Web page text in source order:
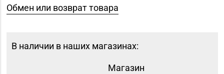
Обмен или возврат товара
В наличии в наших магазинах:
Магазин